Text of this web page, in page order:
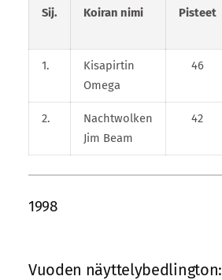
Sij. Koiran nimi Pisteet
1.
Kisapirtin
Omega
46
2.
Nachtwolken
Jim Beam
42
1998
Vuoden näyttelybedlington: